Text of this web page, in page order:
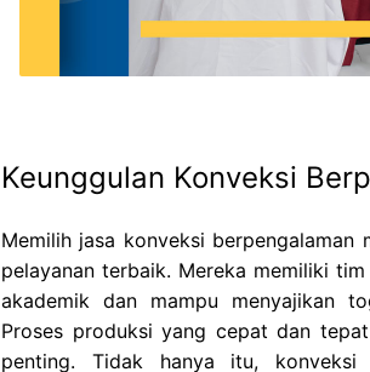
Keunggulan Konveksi
Memilih jasa konveksi berpengalaman
pelayanan terbaik. Mereka memiliki
akademik dan mampu menyajikan
Proses produksi yang cepat dan
penting. Tidak hanya itu, konveksi